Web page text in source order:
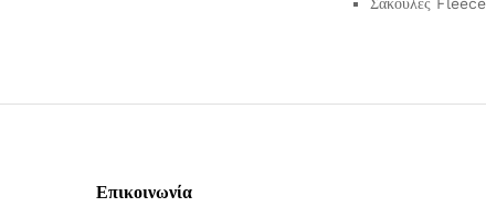
Επικοινωνία